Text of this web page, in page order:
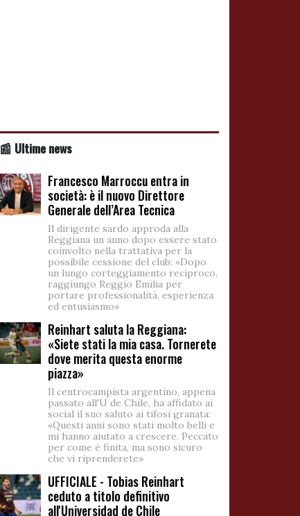
📰 Ultime news
Francesco Marroccu entra in
società: è il nuovo Direttore
Generale dell’Area Tecnica
Il dirigente sardo approda alla
Reggiana un anno dopo essere stato
coinvolto nella trattativa per la
possibile cessione del club: «Dopo
un lungo corteggiamento reciproco,
raggiungo Reggio Emilia per
portare professionalità, esperienza
ed entusiasmo»
Reinhart saluta la Reggiana:
«Siete stati la mia casa. Tornerete
dove merita questa enorme
piazza»
Il centrocampista argentino, appena
passato all'U de Chile, ha affidato ai
social il suo saluto ai tifosi granata:
«Questi anni sono stati molto belli e
mi hanno aiutato a crescere. Peccato
per come è finita, ma sono sicuro
che vi riprenderete»
UFFICIALE - Tobias Reinhart
ceduto a titolo definitivo
all'Universidad de Chile